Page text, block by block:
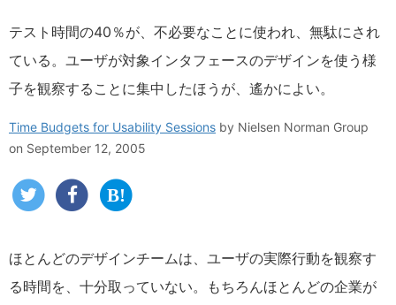
i
g
i
テスト時間の40％が、不必要なことに使われ、無駄にされ
ている。ユーザが対象インタフェースのデザインを使う様
子を観察することに集中したほうが、遙かによい。
Time Budgets for Usability Sessions by Nielsen Norman Group
on September 12, 2005
ほとんどのデザインチームは、ユーザの実際行動を観察す
る時間を、十分取っていない。もちろんほとんどの企業が